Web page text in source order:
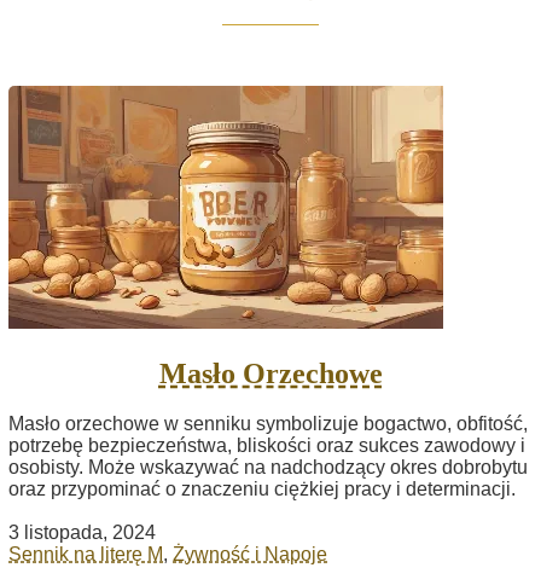
Masło Orzechowe
Masło orzechowe w senniku symbolizuje bogactwo, obfitość,
potrzebę bezpieczeństwa, bliskości oraz sukces zawodowy i
osobisty. Może wskazywać na nadchodzący okres dobrobytu
oraz przypominać o znaczeniu ciężkiej pracy i determinacji.
3 listopada, 2024
Sennik na literę M, Żywność i Napoje